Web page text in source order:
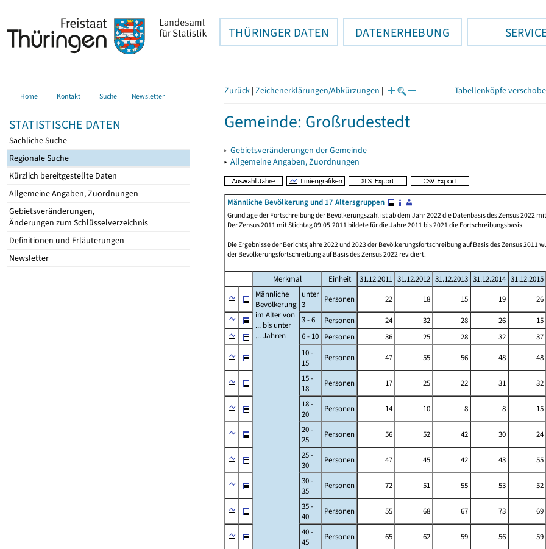
THÜRINGER DATEN DATENERHEBUNG
Home Kontakt Suche Newsletter
STATISTISCHE DATEN
Sachliche Suche
Regionale Suche
Kürzlich bereitgestellte Daten
Allgemeine Angaben, Zuordnungen
Gebietsveränderungen,
Änderungen zum Schlüsselverzeichnis
Definitionen und Erläuterungen
Newsletter
Zurück | Zeichenerklärungen/Abkürzungen | Tabellenköpfe
Gemeinde: Großrudestedt
▸ Gebietsveränderungen der Gemeinde
▸ Allgemeine Angaben, Zuordnungen
Männliche Bevölkerung und 17 Altersgruppen
Grundlage der Fortschreibung der Bevölkerungszahl ist ab dem Jahr 2022 die Datenbasis des Zensus 2022
Der Zensus 2011 mit Stichtag 09.05.2011 bildete für die Jahre 2011 bis 2021 die Fortschreibungsbasis.
Die Ergebnisse der Berichtsjahre 2022 und 2023 der Bevölkerungsfortschreibung auf Basis des Zensus 2011
der Bevölkerungsfortschreibung auf Basis des Zensus 2022 revidiert.
Merkmal Einheit 31.12.2011 31.12.2012 31.12.2013 31.12.2014 31.12.2015
Männliche
Bevölkerung
im Alter von
... bis unter
... Jahren
unter
3
Personen 22 18 15 19 26
3 - 6
Personen 24 32 28 26 15
6 - 10 Personen 36 25 28 32 37
10 -
15
Personen 47 55 56 48 48
15 -
18
Personen 17 25 22 31 32
18 -
20
Personen 14 10 8 8 15
20 -
25
Personen 56 52 42 30 24
25 -
30
Personen 47 45 42 43 55
30 -
35
Personen 72 51 55 53 52
35 -
40
Personen 55 68 67 73 69
40 -
45
Personen 65 62 59 56 59